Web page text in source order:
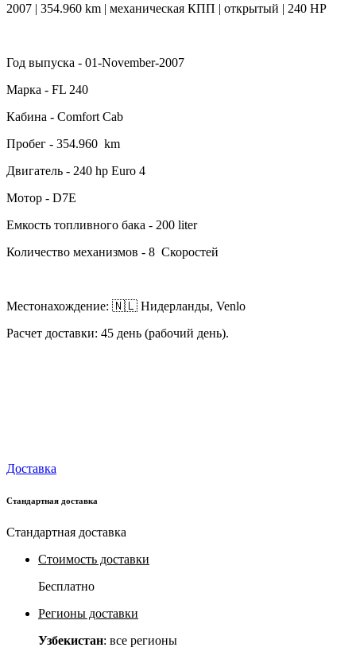
2007 | 354.960 km | механическая КПП | открытый | 240 HP
Год выпуска - 01-November-2007
Марка - FL 240
Кабина - Comfort Cab
Пробег - 354.960 km
Двигатель - 240 hp Euro 4
Мотор - D7E
Емкость топливного бака - 200 liter
Количество механизмов - 8 Скоростей
Местонахождение: 🇳🇱 Нидерланды, Venlo
Расчет доставки: 45 день (рабочий день).
Доставка
Стандартная доставка
Стандартная доставка
Стоимость доставки
Бесплатно
Регионы доставки
Узбекистан: все регионы